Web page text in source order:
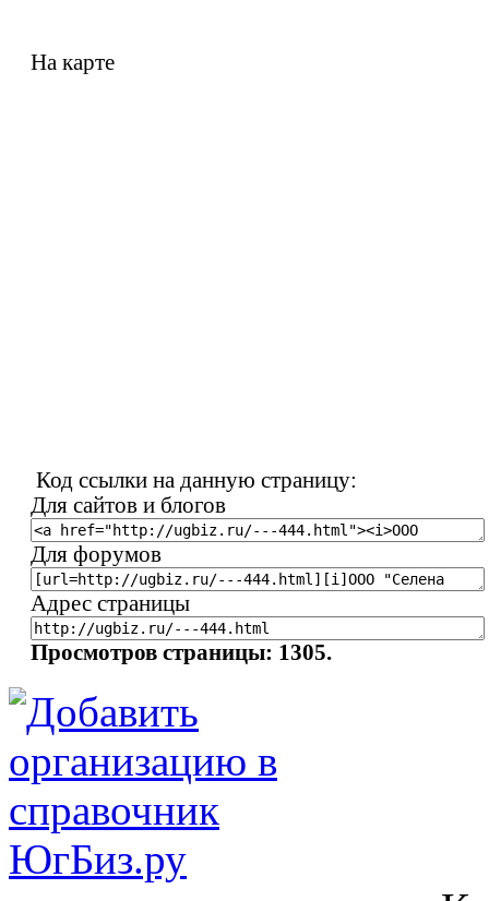
На карте
Код ссылки на данную страницу:
Для сайтов и блогов
Для форумов
Адрес страницы
Просмотров страницы: 1305.